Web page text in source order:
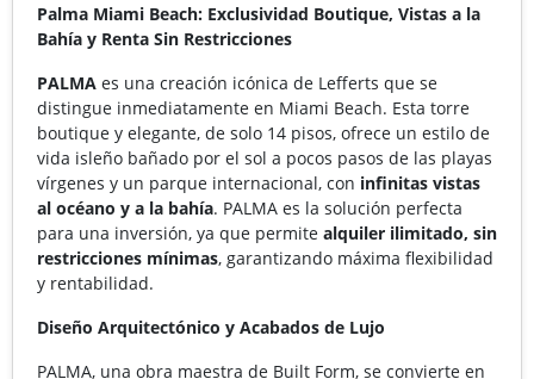
Palma Miami Beach: Exclusividad Boutique, Vistas a la
Bahía y Renta Sin Restricciones
PALMA es una creación icónica de Lefferts que se
distingue inmediatamente en Miami Beach. Esta torre
boutique y elegante, de solo 14 pisos, ofrece un estilo de
vida isleño bañado por el sol a pocos pasos de las playas
vírgenes y un parque internacional, con infinitas vistas
al océano y a la bahía. PALMA es la solución perfecta
para una inversión, ya que permite alquiler ilimitado, sin
restricciones mínimas, garantizando máxima flexibilidad
y rentabilidad.
Diseño Arquitectónico y Acabados de Lujo
PALMA, una obra maestra de Built Form, se convierte en